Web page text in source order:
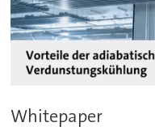
Whitepaper